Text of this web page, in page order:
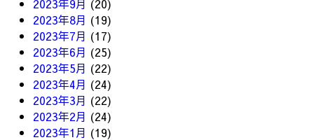
2023年9月 (20)
2023年8月 (19)
2023年7月 (17)
2023年6月 (25)
2023年5月 (22)
2023年4月 (24)
2023年3月 (22)
2023年2月 (24)
2023年1月 (19)